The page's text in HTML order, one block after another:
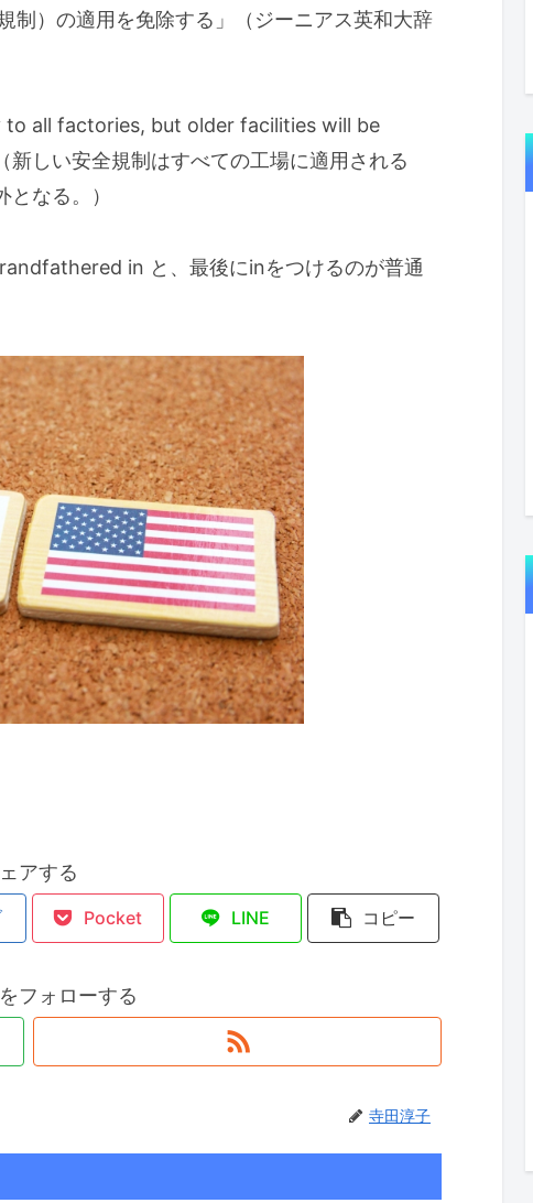
）の適用を免除する」（ジーニアス英和大辞
all factories, but older facilities will be
しい安全規制はすべての工場に適用される
なる。）
in と、最後にinをつけるのが普通
アする
Pocket LINE コピー
フォローする
寺田淳子